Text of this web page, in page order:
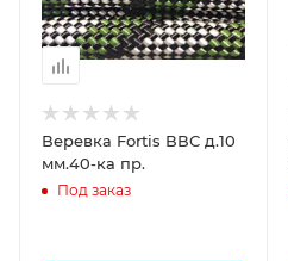
Веревка Fortis ВВС д.10
мм.40-ка пр.
Под заказ